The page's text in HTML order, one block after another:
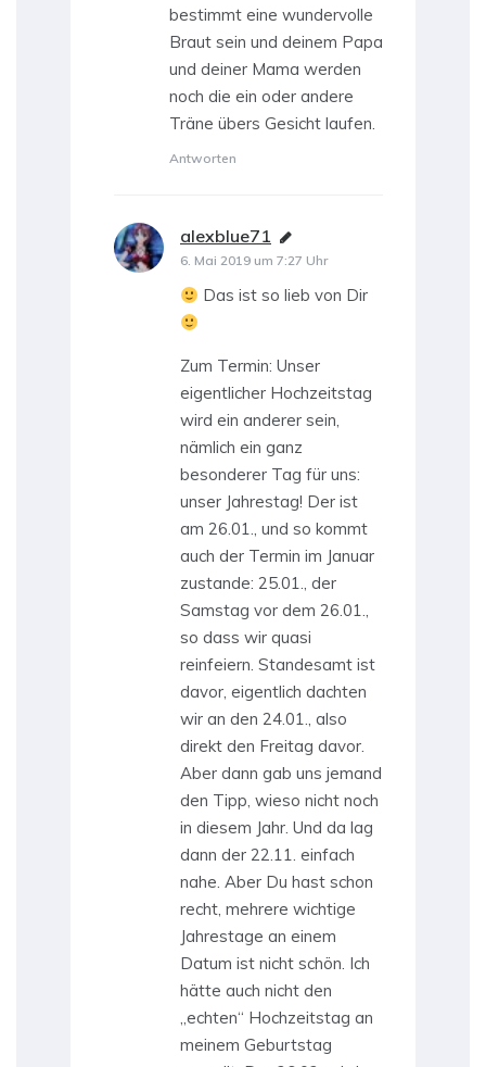
bestimmt eine wundervolle
Braut sein und deinem Papa
und deiner Mama werden
noch die ein oder andere
Träne übers Gesicht laufen.
Antworten
alexblue71 sagt:
6. Mai 2019 um 7:27 Uhr
Das ist so lieb von Dir
Zum Termin: Unser
eigentlicher Hochzeitstag
wird ein anderer sein,
nämlich ein ganz
besonderer Tag für uns:
unser Jahrestag! Der ist
am 26.01., und so kommt
auch der Termin im Januar
zustande: 25.01., der
Samstag vor dem 26.01.,
so dass wir quasi
reinfeiern. Standesamt ist
davor, eigentlich dachten
wir an den 24.01., also
direkt den Freitag davor.
Aber dann gab uns jemand
den Tipp, wieso nicht noch
in diesem Jahr. Und da lag
dann der 22.11. einfach
nahe. Aber Du hast schon
recht, mehrere wichtige
Jahrestage an einem
Datum ist nicht schön. Ich
hätte auch nicht den
„echten“ Hochzeitstag an
meinem Geburtstag